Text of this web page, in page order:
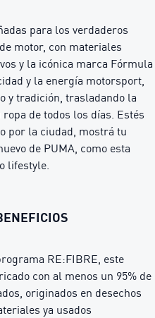
para los verdaderos
motor, con materiales
y la icónica marca Fórmula
y la energía motorsport,
y tradición, trasladando la
de todos los días. Estés
por la ciudad, mostrá tu
de PUMA, como esta
lifestyle.
RE:FIBRE, este
con al menos un 95% de
originados en desechos
ya usados